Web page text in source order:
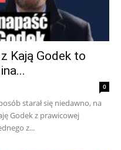
Kają Godek to
0
starał się niedawno, na
Godek z prawicowej
z...